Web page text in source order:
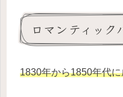
ロマンティック
1830年から1850年代